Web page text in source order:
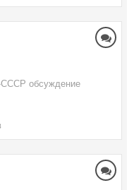
обсуждение